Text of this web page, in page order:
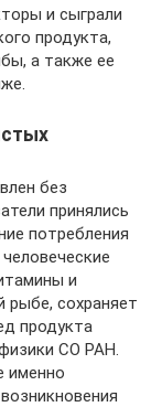
и сыграли
продукта,
а также ее
без
принялись
потребления
и
сохраняет
продукта
СО РАН.
именно